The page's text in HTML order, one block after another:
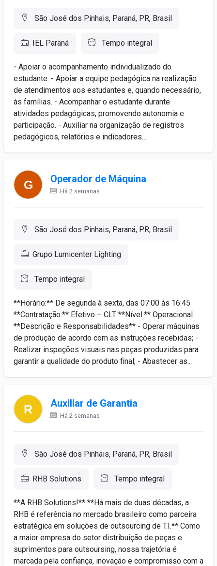
São José dos Pinhais, Paraná, PR, Brasil
IEL Paraná Tempo integral
- Apoiar o acompanhamento individualizado do
estudante. - Apoiar a equipe pedagógica na realização
de atendimentos aos estudantes e, quando necessário,
às famílias. - Acompanhar o estudante durante
atividades pedagógicas, promovendo autonomia e
participação. - Auxiliar na organização de registros
pedagógicos, relatórios e indicadores...
Operador de Máquina
Há 2 semanas
São José dos Pinhais, Paraná, PR, Brasil
Grupo Lumicenter Lighting
Tempo integral
**Horário:** De segunda à sexta, das 07:00 às 16:45
**Contratação:** Efetivo – CLT **Nível:** Operacional
**Descrição e Responsabilidades** - Operar máquinas
de produção de acordo com as instruções recebidas; -
Realizar inspeções visuais nas peças produzidas para
garantir a qualidade do produto final; - Abastecer as...
Auxiliar de Garantia
Há 2 semanas
São José dos Pinhais, Paraná, PR, Brasil
RHB Solutions Tempo integral
**A RHB Solutions!** **Há mais de duas décadas, a
RHB é referência no mercado brasileiro como parceira
estratégica em soluções de outsourcing de T.I.** Como
a maior empresa do setor distribuição de peças e
suprimentos para outsoursing, nossa trajetória é
marcada pela confiança, inovação e compromisso com a